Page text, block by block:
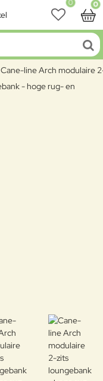
0 0
Cane-line Arch modulaire